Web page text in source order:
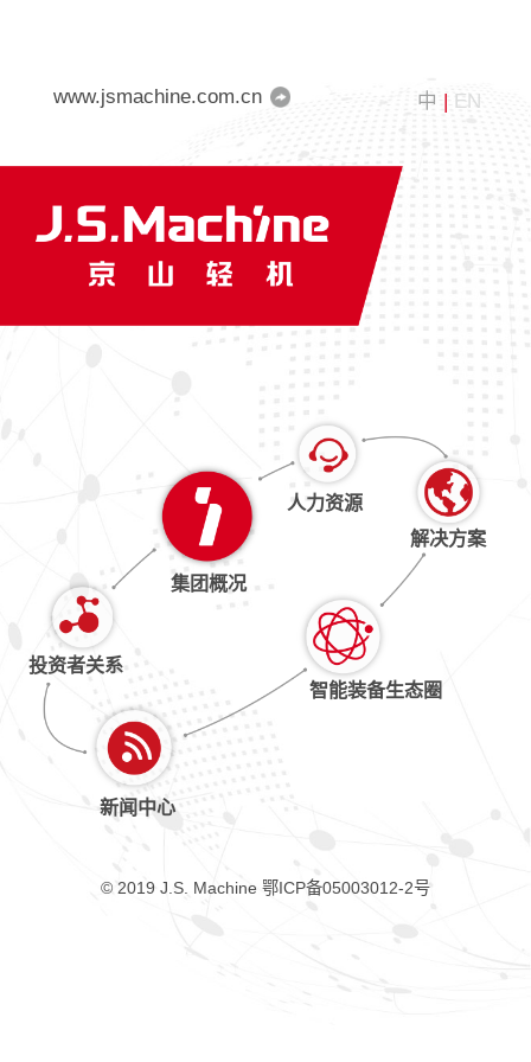
www.jsmachine.com.cn 中 | EN
集团概况
人力资源
解决方案
智能装备生态圈
新闻中心
投资者关系
© 2019 J.S. Machine 鄂ICP备05003012-2号